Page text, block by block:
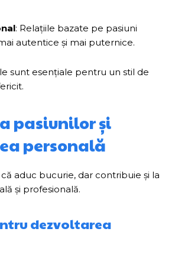
: Relațiile bazate pe pasiuni
autentice și mai puternice.
sunt esențiale pentru un stil de
pasiunilor și
personală
aduc bucurie, dar contribuie și la
și profesională.
dezvoltarea